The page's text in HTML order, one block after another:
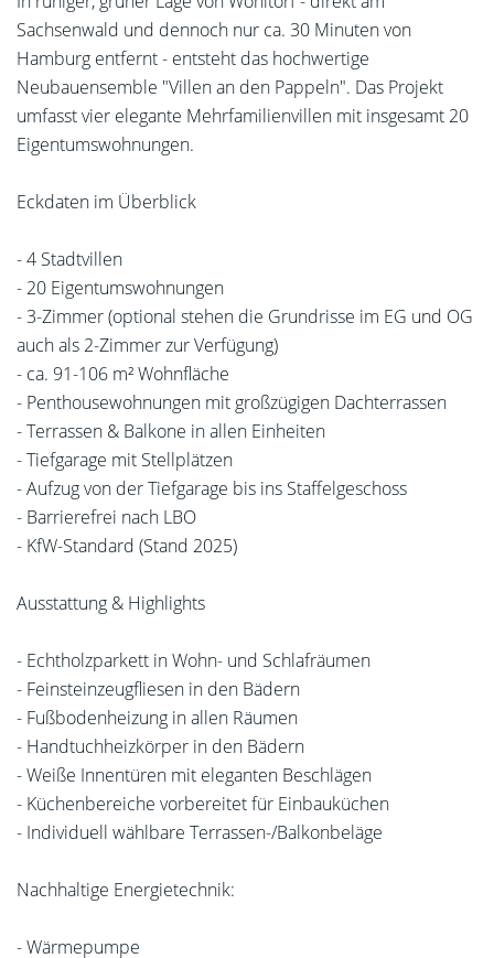
Sachsenwald und dennoch nur ca. 30 Minuten von
Hamburg entfernt - entsteht das hochwertige
Neubauensemble "Villen an den Pappeln". Das Projekt
umfasst vier elegante Mehrfamilienvillen mit insgesamt 20
Eigentumswohnungen.
Eckdaten im Überblick
- 4 Stadtvillen
- 20 Eigentumswohnungen
- 3-Zimmer (optional stehen die Grundrisse im EG und OG
auch als 2-Zimmer zur Verfügung)
- ca. 91-106 m² Wohnfläche
- Penthousewohnungen mit großzügigen Dachterrassen
- Terrassen & Balkone in allen Einheiten
- Tiefgarage mit Stellplätzen
- Aufzug von der Tiefgarage bis ins Staffelgeschoss
- Barrierefrei nach LBO
- KfW-Standard (Stand 2025)
Ausstattung & Highlights
- Echtholzparkett in Wohn- und Schlafräumen
- Feinsteinzeugfliesen in den Bädern
- Fußbodenheizung in allen Räumen
- Handtuchheizkörper in den Bädern
- Weiße Innentüren mit eleganten Beschlägen
- Küchenbereiche vorbereitet für Einbauküchen
- Individuell wählbare Terrassen-/Balkonbeläge
Nachhaltige Energietechnik:
- Wärmepumpe